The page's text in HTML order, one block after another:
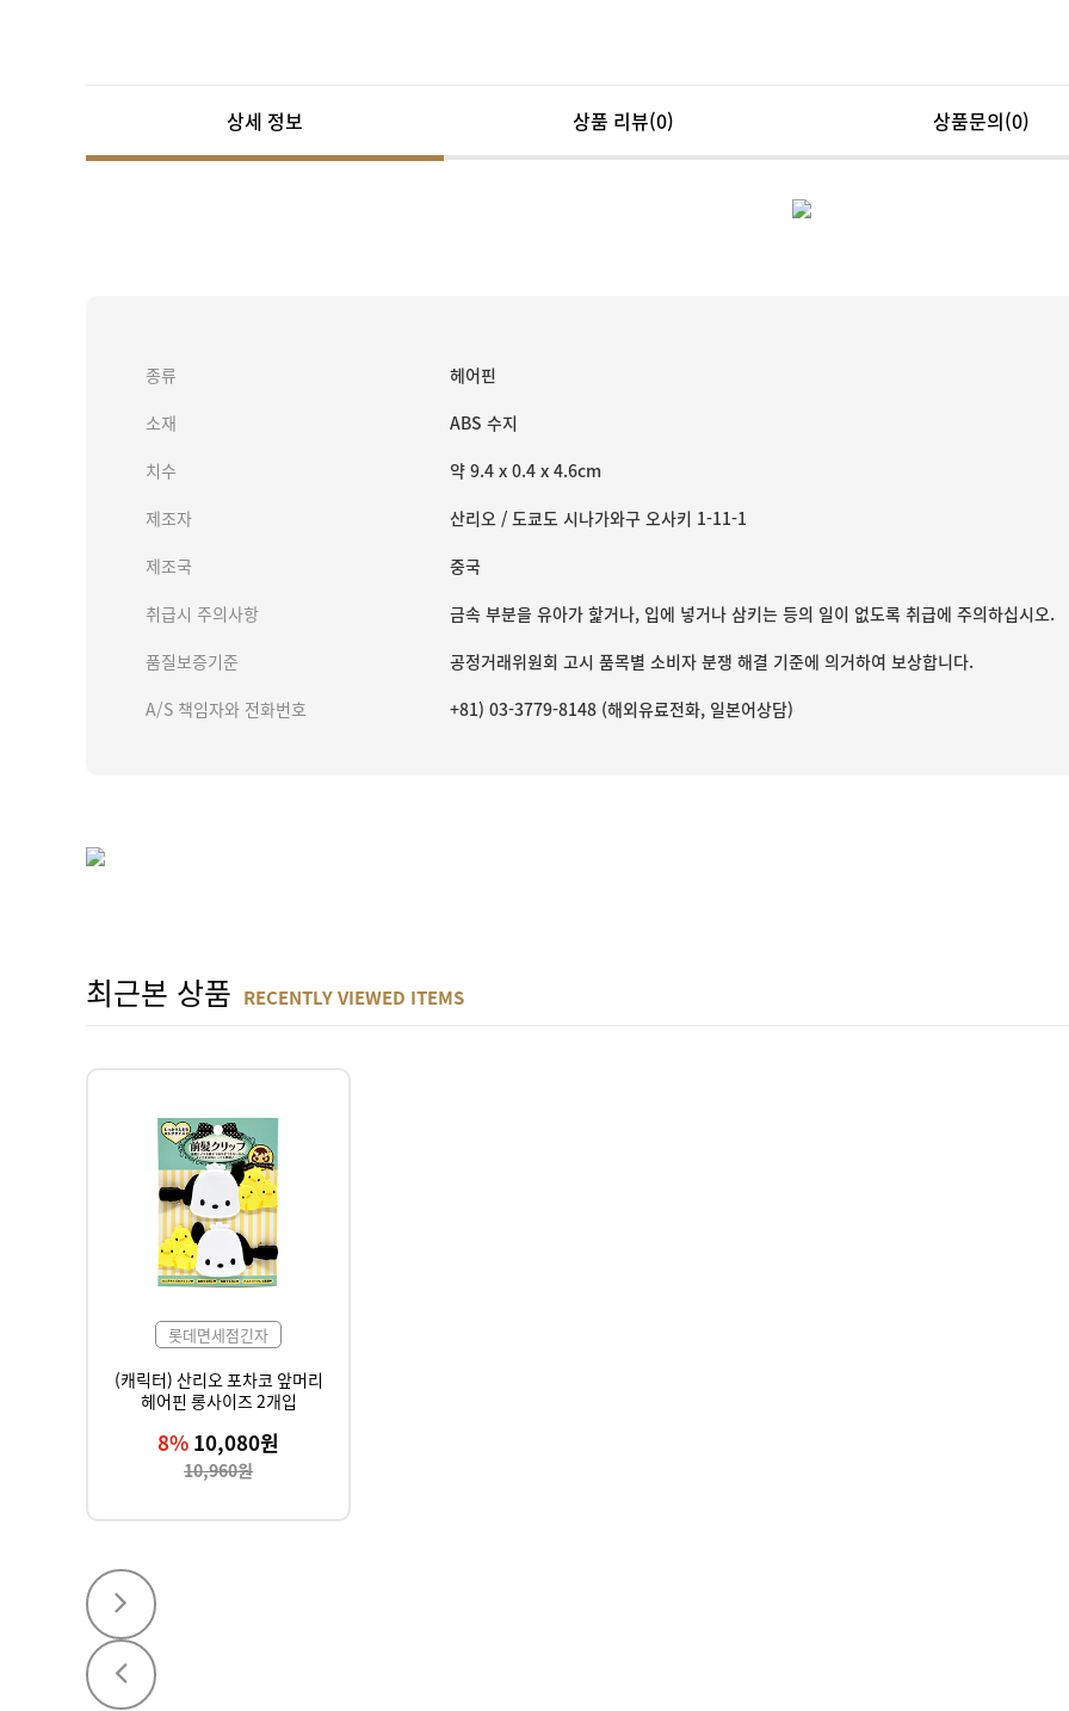
상세 정보 상품 리뷰(0) 상품문의(0)
종류
헤어핀
소재
ABS 수지
치수
약 9.4 x 0.4 x 4.6cm
제조자
산리오 / 도쿄도 시나가와구 오사키 1-11-1
제조국
중국
취급시 주의사항
금속 부분을 유아가 핥거나, 입에 넣거나 삼키는 등의 일이 없도록 취급에 주의하십시오.
품질보증기준
공정거래위원회 고시 품목별 소비자 분쟁 해결 기준에 의거하여 보상합니다.
A/S 책임자와 전화번호
+81) 03-3779-8148 (해외유료전화, 일본어상담)
최근본 상품 RECENTLY VIEWED ITEMS
롯데면세점긴자
(캐릭터) 산리오 포차코 앞머리
헤어핀 롱사이즈 2개입
8% 10,080원
10,960원